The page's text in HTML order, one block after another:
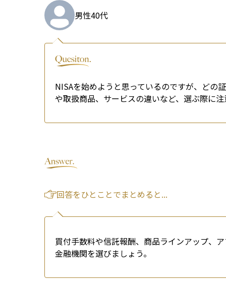
男性40代
NISAを始めようと思っているのですが、どの
や取扱商品、サービスの違いなど、選ぶ際に
回答をひとことでまとめると...
買付手数料や信託報酬、商品ラインアップ、
金融機関を選びましょう。